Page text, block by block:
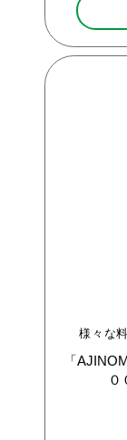
様々な
「
０